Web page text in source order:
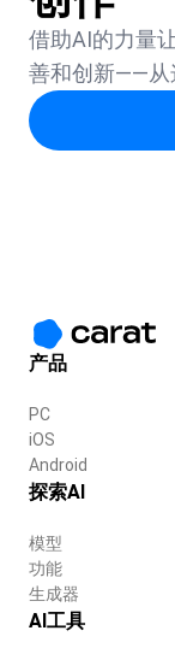
借助AI的力量
善和创新——从
产品
PC
iOS
Android
探索AI
模型
功能
生成器
AI工具